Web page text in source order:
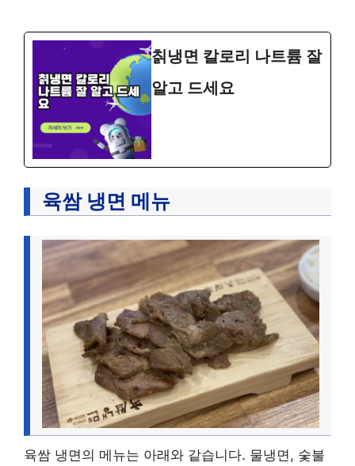
칡냉면 칼로리 나트륨 잘
알고 드세요
육쌈 냉면 메뉴
육쌈 냉면의 메뉴는 아래와 같습니다. 물냉면, 숯불